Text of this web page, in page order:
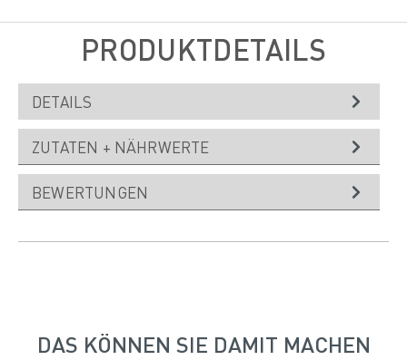
PRODUKTDETAILS
DETAILS
ZUTATEN + NÄHRWERTE
BEWERTUNGEN
DAS KÖNNEN SIE DAMIT MACHEN